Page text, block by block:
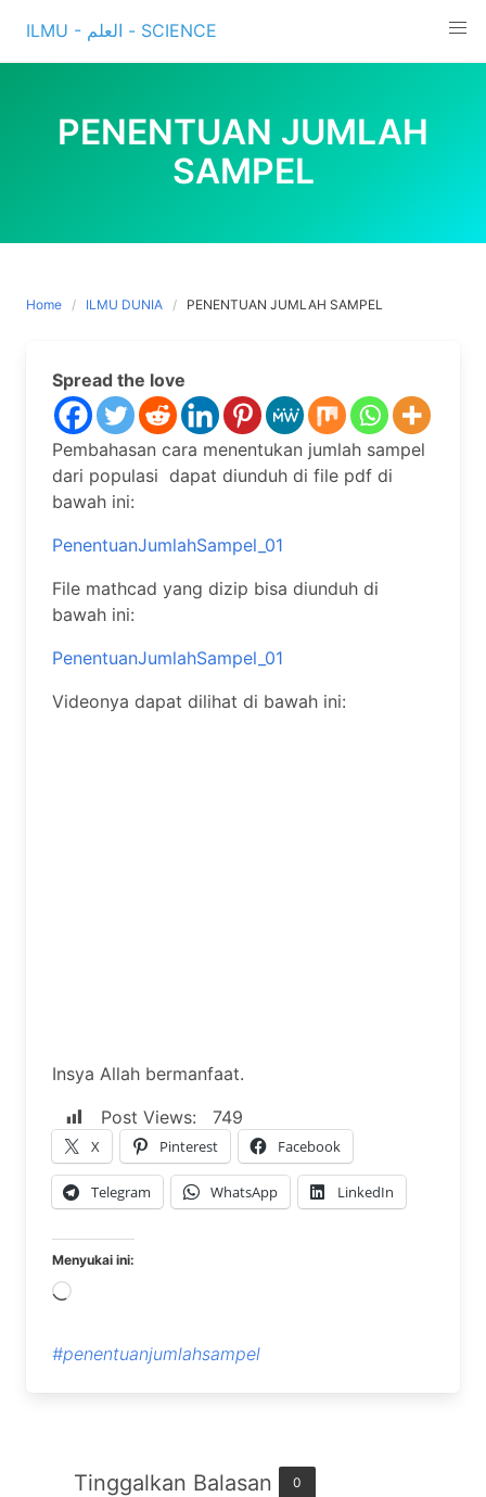
content
ILMU - العلم - SCIENCE
PENENTUAN JUMLAH
SAMPEL
Home ILMU DUNIA PENENTUAN JUMLAH SAMPEL
Spread the love
Pembahasan cara menentukan jumlah sampel
dari populasi dapat diunduh di file pdf di
bawah ini:
PenentuanJumlahSampel_01
File mathcad yang dizip bisa diunduh di
bawah ini:
PenentuanJumlahSampel_01
Videonya dapat dilihat di bawah ini:
Insya Allah bermanfaat.
Post Views:
749
X Pinterest Facebook
Telegram WhatsApp LinkedIn
Menyukai ini:
Memuat...
#penentuanjumlahsampel
Tinggalkan Balasan 0